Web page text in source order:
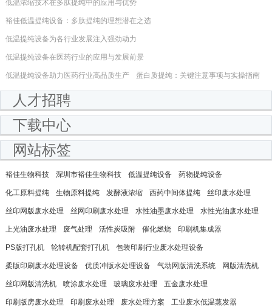
低温浓缩技术在多肽提纯中的应用与优势
裕佳低温提纯设备：多肽提纯的理想潜在之选
低温提纯设备为各行业发展注入强劲动力
低温提纯设备在医药行业的应用与发展前景
低温提纯设备助力医药行业高品质生产 蛋白质提纯：关键注意事项与实操指南
人才招聘
下载中心
网站标签
裕佳生物科技 深圳市裕佳生物科技 低温提纯设备 药物提纯设备
化工原料提纯 生物原料提纯 发酵液浓缩 西药中间体提纯 丝印废水处理
丝印网版废水处理 丝网印刷废水处理 水性油墨废水处理 水性光油废水处理
上光油废水处理 废气处理 活性炭吸附 催化燃烧 印刷机集成器
PS版打孔机 轮转机配套打孔机 包装印刷行业废水处理设备
柔版印刷废水处理设备 优质冲版水处理设备 气动网版清洗系统 网版清洗机
丝印网版清洗机 喷涂废水处理 玻璃废水处理 五金废水处理
印刷版房废水处理 印刷废水处理 废水处理方案 工业废水低温蒸发器